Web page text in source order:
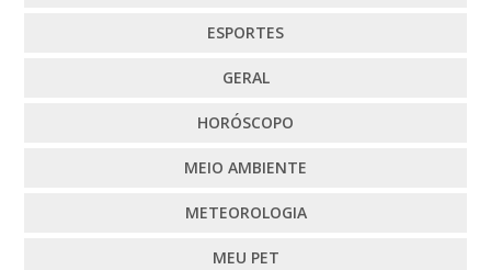
ESPORTES
GERAL
HORÓSCOPO
MEIO AMBIENTE
METEOROLOGIA
MEU PET